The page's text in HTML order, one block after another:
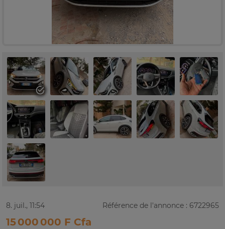
8. juil., 11:54 Référence de l'annonce : 6722965
15 000 000 F Cfa